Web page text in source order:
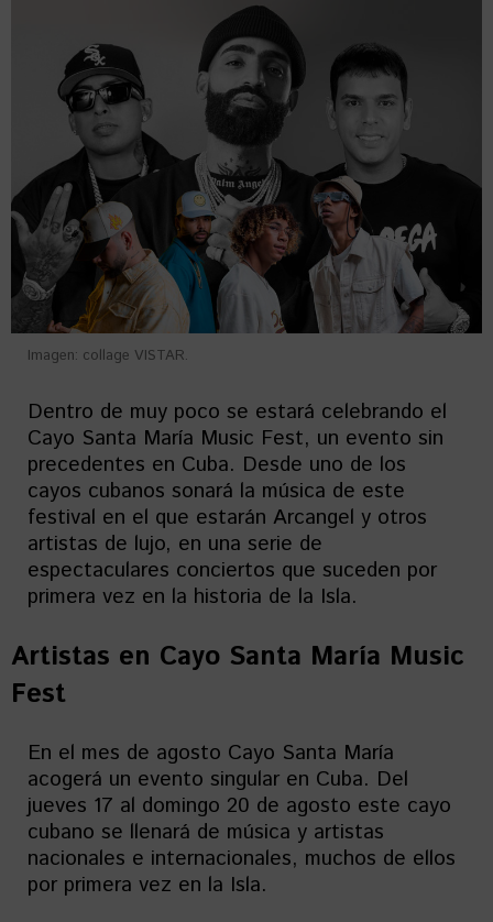
Imagen: collage VISTAR.
Dentro de muy poco se estará celebrando el
Cayo Santa María Music Fest, un evento sin
precedentes en Cuba. Desde uno de los
cayos cubanos sonará la música de este
festival en el que estarán Arcangel y otros
artistas de lujo, en una serie de
espectaculares conciertos que suceden por
primera vez en la historia de la Isla.
Artistas en Cayo Santa María Music
Fest
En el mes de agosto Cayo Santa María
acogerá un evento singular en Cuba. Del
jueves 17 al domingo 20 de agosto este cayo
cubano se llenará de música y artistas
nacionales e internacionales, muchos de ellos
por primera vez en la Isla.